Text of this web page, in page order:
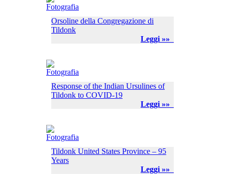
Orsoline della Congregazione di
Tildonk
Leggi »»
Response of the Indian Ursulines of
Tildonk to COVID-19
Leggi »»
Tildonk United States Province – 95
Years
Leggi »»